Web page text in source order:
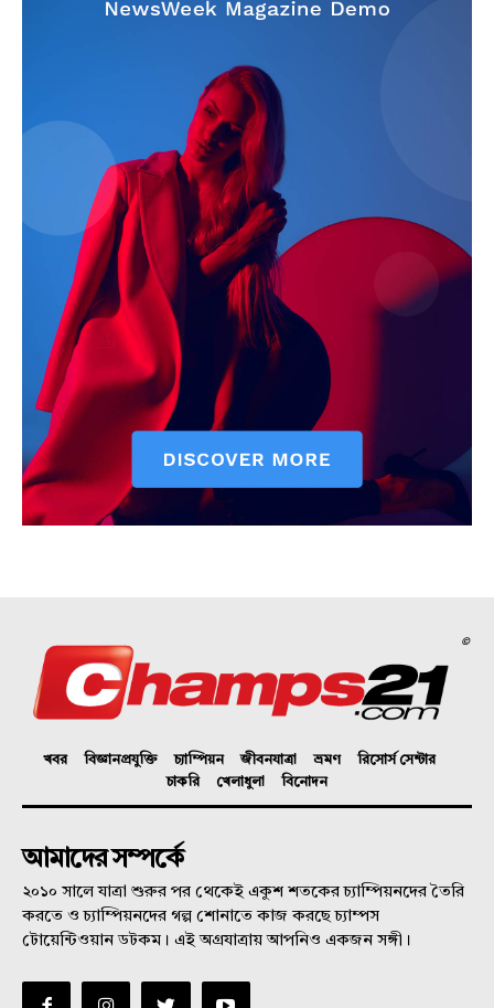
©
খবর বিজ্ঞানপ্রযুক্তি চ্যাম্পিয়ন জীবনযাত্রা ভ্রমণ
রিসোর্স সেন্টার
চাকরি
খেলাধুলা বিনোদন
আমাদের সম্পর্কে
২০১০ সালে যাত্রা শুরুর পর থেকেই একুশ শতকের চ্যাম্পিয়নদের তৈরি
করতে ও চ্যাম্পিয়নদের গল্প শোনাতে কাজ করছে চ্যাম্পস
টোয়েন্টিওয়ান ডটকম। এই অগ্রযাত্রায় আপনিও একজন সঙ্গী।